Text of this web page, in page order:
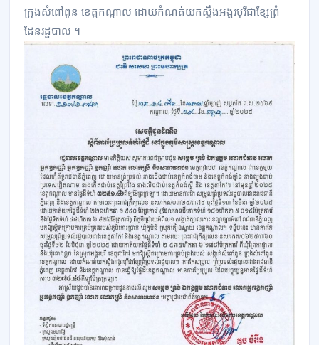
ក្រុង​សំពៅ​ពូន ខេត្ត​កណ្ដាល​ ដោយ​កំណត់​យក​ស្ទឹង​អង្គរ​បុរីជា​ខ្សែព្រំ​
ដែន​រដ្ឋបាល ។​